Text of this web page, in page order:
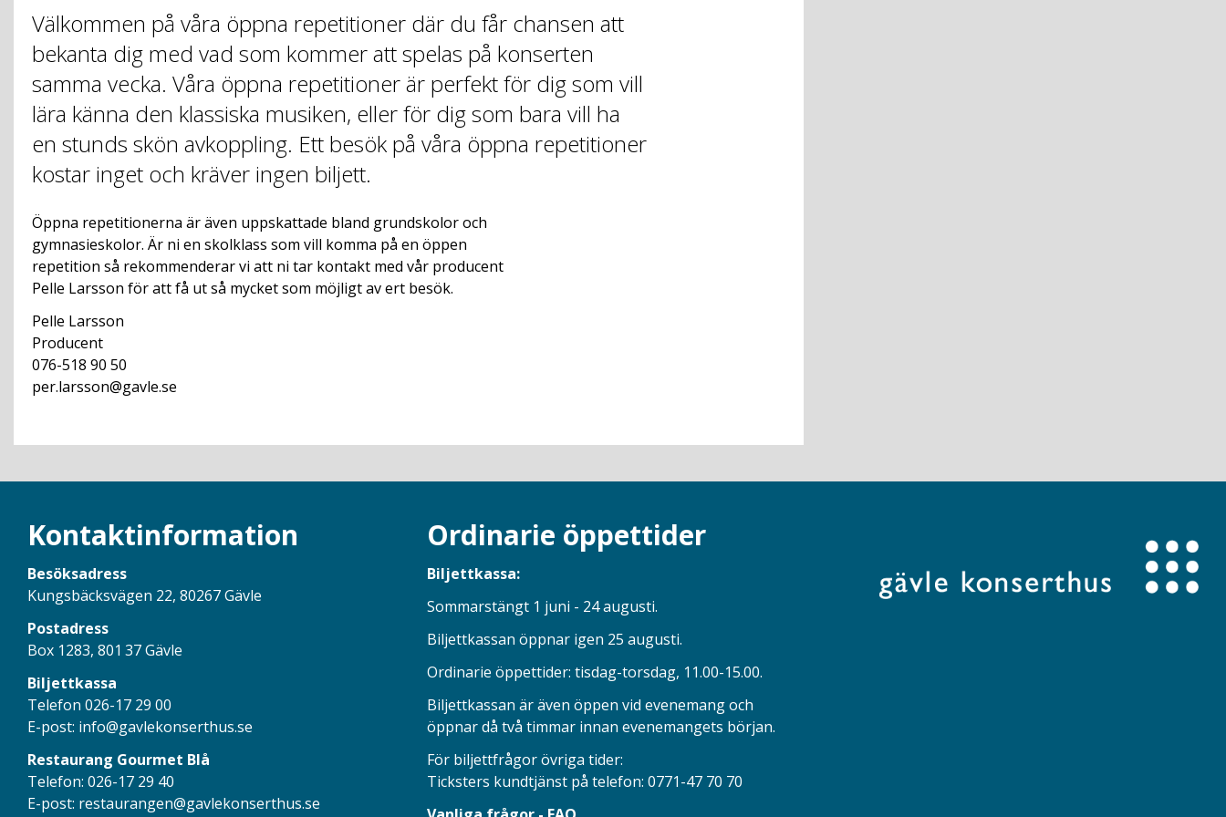
Välkommen på våra öppna repetitioner där du får chansen att
bekanta dig med vad som kommer att spelas på konserten
samma vecka. Våra öppna repetitioner är perfekt för dig som vill
lära känna den klassiska musiken, eller för dig som bara vill ha
en stunds skön avkoppling. Ett besök på våra öppna repetitioner
kostar inget och kräver ingen biljett.
Öppna repetitionerna är även uppskattade bland grundskolor och
gymnasieskolor. Är ni en skolklass som vill komma på en öppen
repetition så rekommenderar vi att ni tar kontakt med vår producent
Pelle Larsson för att få ut så mycket som möjligt av ert besök.
Pelle Larsson
Producent
076-518 90 50
per.larsson@gavle.se
Kontaktinformation
Besöksadress
Kungsbäcksvägen 22, 80267 Gävle
Postadress
Box 1283, 801 37 Gävle
Biljettkassa
Telefon 026-17 29 00
E-post: info@gavlekonserthus.se
Restaurang Gourmet Blå
Telefon: 026-17 29 40
E-post: restaurangen@gavlekonserthus.se
Ordinarie öppettider
Biljettkassa:
Sommarstängt 1 juni - 24 augusti.
Biljettkassan öppnar igen 25 augusti.
Ordinarie öppettider: tisdag-torsdag, 11.00-15.00.
Biljettkassan är även öppen vid evenemang och
öppnar då två timmar innan evenemangets början.
För biljettfrågor övriga tider:
Ticksters kundtjänst på telefon: 0771-47 70 70